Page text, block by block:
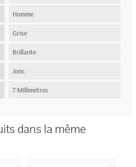
Homme
Grise
Brillante
Jonc
7 Millimètres
dans la même